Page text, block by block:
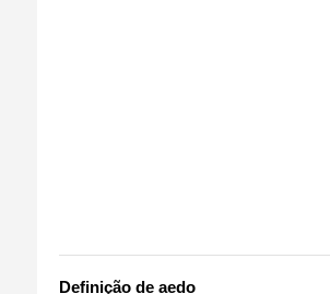
Definição de aedo